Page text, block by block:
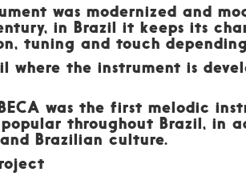
was modernized and
in Brazil it keeps its
tuning and touch
where the instrument is
was the first melodic
throughout Brazil, in
Brazilian culture.